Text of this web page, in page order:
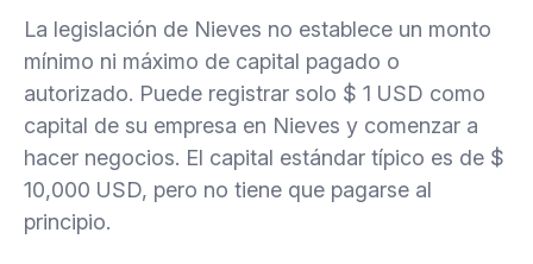
La legislación de Nieves no establece un monto
mínimo ni máximo de capital pagado o
autorizado. Puede registrar solo $ 1 USD como
capital de su empresa en Nieves y comenzar a
hacer negocios. El capital estándar típico es de $
10,000 USD, pero no tiene que pagarse al
principio.